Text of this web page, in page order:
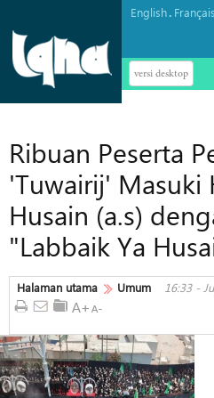
English. Français
versi desktop
Ribuan Peserta
'Tuwairij' Masuki
Husain (a.s)
"Labbaik Ya
Halaman utama Umum 16:33 -